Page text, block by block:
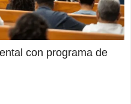
con programa de